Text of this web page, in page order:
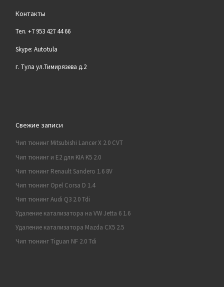
Контакты
Тел. +7 953 427 44 66
Skype: Autotula
г. Тула ул.Тимирязева д.2
Свежие записи
Чип тюнинг Mitsubishi Lancer X 2.0 CVT
Чип тюнинг и E2 для KIA K5 2.0
Чип тюнинг Renault Sandero 1.6 8V
Чип тюнинг Opel Corsa D 1.4
Чип тюнинг Audi Q3 2.0 Tdi
Удаление катализатора на VW Jetta 6 1.6
Удаление катализатора Mazda CX5 2.5
Чип тюнинг Tiguan NF 2.0 Tdi